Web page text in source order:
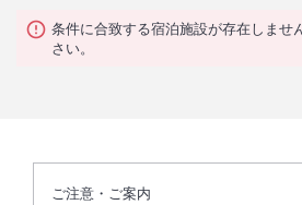
条件に合致する宿泊施設が存在しませ
さい。
ご注意・ご案内